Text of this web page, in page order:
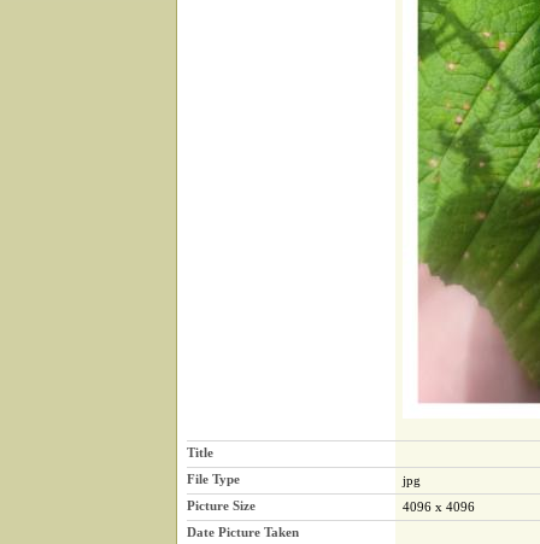
Title
File Type
jpg
Picture Size
4096 x 4096
Date Picture Taken